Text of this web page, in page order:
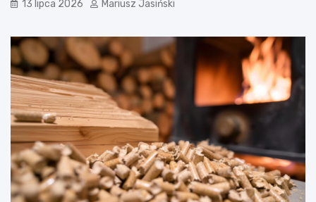
13 lipca 2026 Mariusz Jasiński